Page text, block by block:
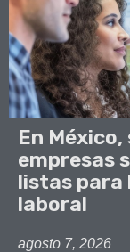
En México,
empresas
listas para
laboral
agosto 7, 2026